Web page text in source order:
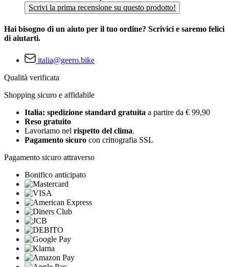
Scrivi la prima recensione su questo prodotto!
Hai bisogno di un aiuto per il tuo ordine? Scrivici e saremo felici
di aiutarti.
italia@geero.bike
Qualità verificata
Shopping sicuro e affidabile
Italia: spedizione standard gratuita a partire da € 99,90
Reso gratuito
Lavoriamo nel rispetto del clima.
Pagamento sicuro con crittografia SSL
Pagamento sicuro attraverso
Bonifico anticipato